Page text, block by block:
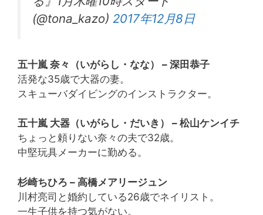
(@tona_kazo) 2017年12月8日
五十嵐 奈々（いがらし・なな） – 深田恭子
活発な35歳で大器の妻。
スキューバダイビングのインストラクター。
五十嵐 大器（いがらし・だいき） – 松山ケンイチ
ちょっと頼りない奈々の夫で32歳。
中堅玩具メーカーに勤める。
杉崎ちひろ – 高橋メアリージュン
川村亮司と婚約している26歳でネイリスト。
一生子供を持つ気がない。